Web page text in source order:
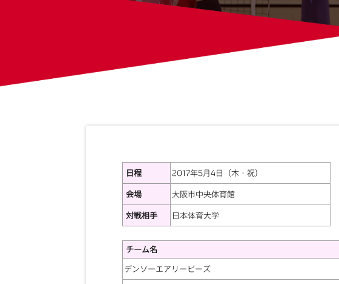
日程
2017年5月4日（木・祝）
会場
大阪市中央体育館
対戦相手
日本体育大学
チーム名
デンソーエアリービーズ